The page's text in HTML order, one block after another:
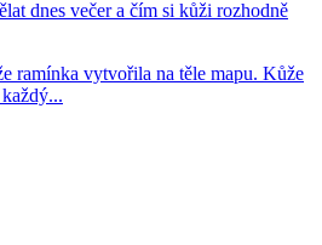
dnes večer a čím si kůži rozhodně
ramínka vytvořila na těle mapu. Kůže